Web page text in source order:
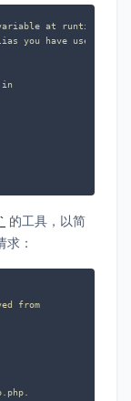
at runtime.
you have used.
的工具，以简
：
from